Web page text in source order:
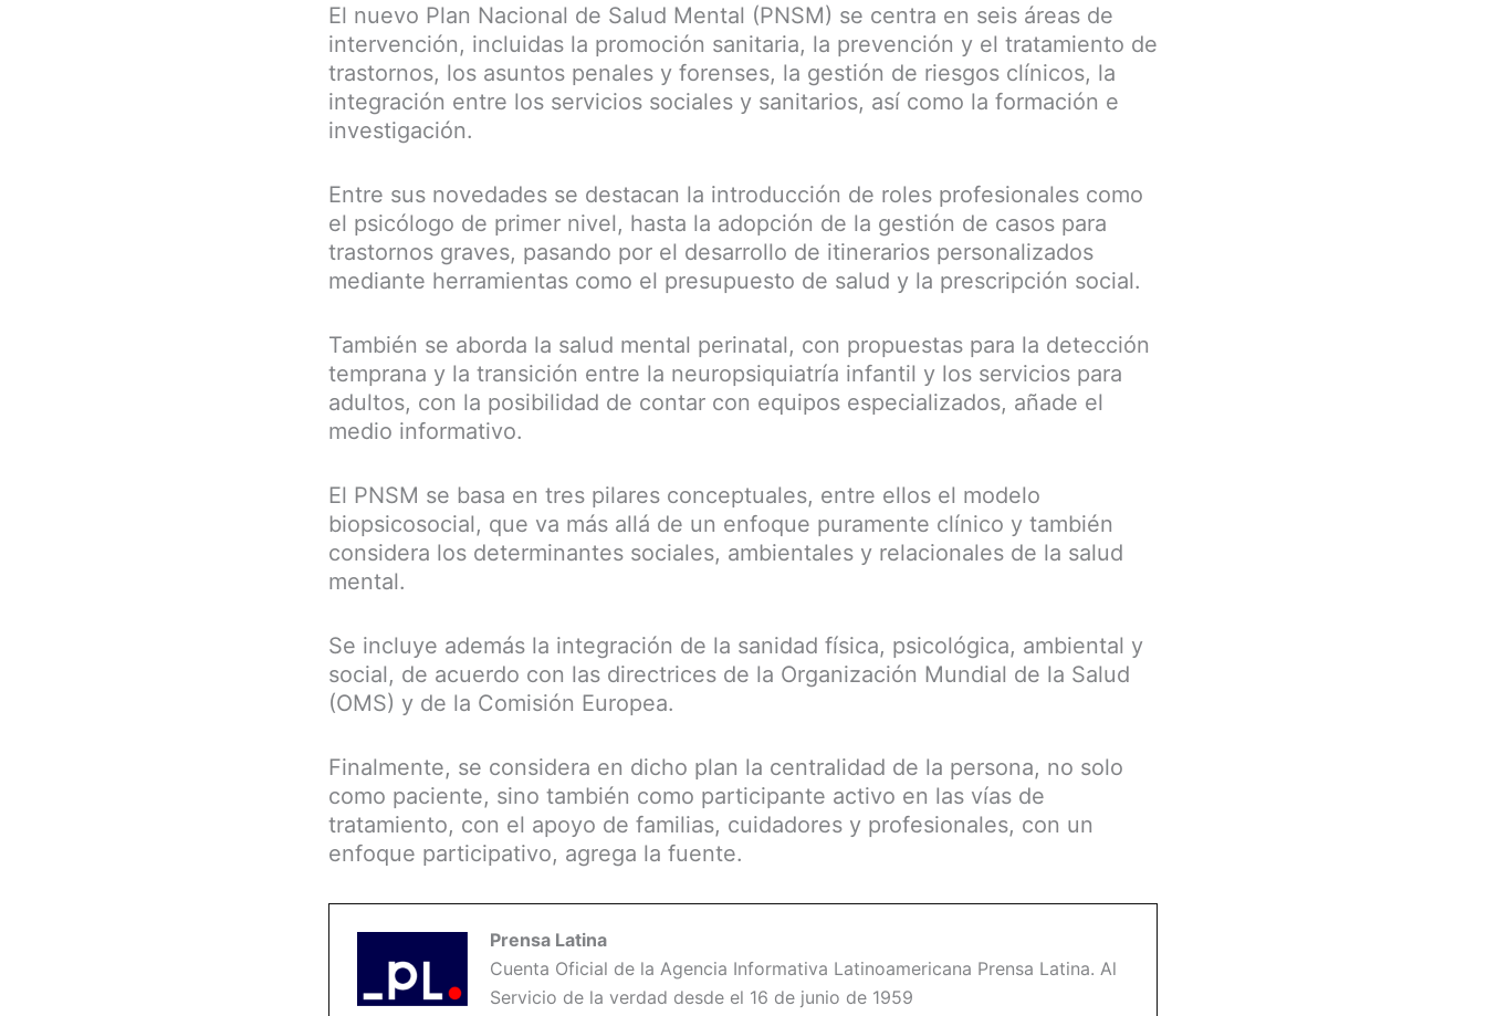
El nuevo Plan Nacional de Salud Mental (PNSM) se centra en seis áreas de
intervención, incluidas la promoción sanitaria, la prevención y el tratamiento de
trastornos, los asuntos penales y forenses, la gestión de riesgos clínicos, la
integración entre los servicios sociales y sanitarios, así como la formación e
investigación.
Entre sus novedades se destacan la introducción de roles profesionales como
el psicólogo de primer nivel, hasta la adopción de la gestión de casos para
trastornos graves, pasando por el desarrollo de itinerarios personalizados
mediante herramientas como el presupuesto de salud y la prescripción social.
También se aborda la salud mental perinatal, con propuestas para la detección
temprana y la transición entre la neuropsiquiatría infantil y los servicios para
adultos, con la posibilidad de contar con equipos especializados, añade el
medio informativo.
El PNSM se basa en tres pilares conceptuales, entre ellos el modelo
biopsicosocial, que va más allá de un enfoque puramente clínico y también
considera los determinantes sociales, ambientales y relacionales de la salud
mental.
Se incluye además la integración de la sanidad física, psicológica, ambiental y
social, de acuerdo con las directrices de la Organización Mundial de la Salud
(OMS) y de la Comisión Europea.
Finalmente, se considera en dicho plan la centralidad de la persona, no solo
como paciente, sino también como participante activo en las vías de
tratamiento, con el apoyo de familias, cuidadores y profesionales, con un
enfoque participativo, agrega la fuente.
Prensa Latina
Cuenta Oficial de la Agencia Informativa Latinoamericana Prensa Latina. Al
Servicio de la verdad desde el 16 de junio de 1959